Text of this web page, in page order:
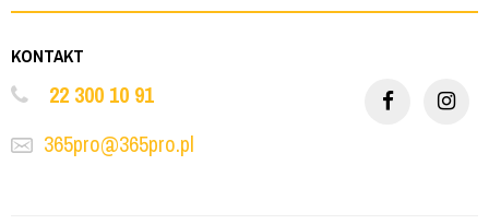
KONTAKT
22 300 10 91
365pro@365pro.pl